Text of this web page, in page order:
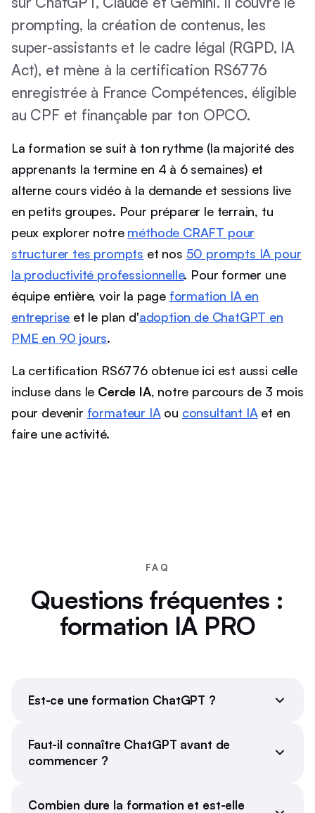
prompting, la création de contenus, les
super-assistants et le cadre légal (RGPD, IA
Act), et mène à la certification RS6776
enregistrée à France Compétences, éligible
au CPF et finançable par ton OPCO.
La formation se suit à ton rythme (la majorité des
apprenants la termine en 4 à 6 semaines) et
alterne cours vidéo à la demande et sessions live
en petits groupes. Pour préparer le terrain, tu
peux explorer notre méthode CRAFT pour
structurer tes prompts et nos 50 prompts IA pour
la productivité professionnelle. Pour former une
équipe entière, voir la page formation IA en
entreprise et le plan d'adoption de ChatGPT en
PME en 90 jours.
La certification RS6776 obtenue ici est aussi celle
incluse dans le Cercle IA, notre parcours de 3 mois
pour devenir formateur IAou consultant IAet en
faire une activité.
FAQ
Questions fréquentes :
formation IA PRO
Est-ce une formation ChatGPT ?
Faut-il connaître ChatGPT avant de
commencer ?
Combien dure la formation et est-elle